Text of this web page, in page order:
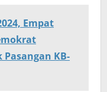
Empat
KB-